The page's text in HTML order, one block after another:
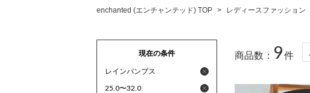
enchanted (エンチャンテッド) TOP > レディースファッション
現在の条件
レインパンプス
25.0〜32.0
商品数： 9件